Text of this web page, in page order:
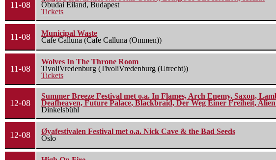
11-08
Óbudai Eiland, Budapest
Tickets
11-08
Municipal Waste
Cafe Calluna (Cafe Calluna (Ommen))
11-08
Wolves In The Throne Room
TivoliVredenburg (TivoliVredenburg (Utrecht))
Tickets
12-08
Summer Breeze Festival met o.a. In Flames, Arch Enemy, Saxon,
Deafheaven, Future Palace, Blackbraid, Der Weg Einer Freiheit,
Dinkelsbühl
12-08
Øyafestivalen Festival met o.a. Nick Cave & the Bad Seeds
Oslo